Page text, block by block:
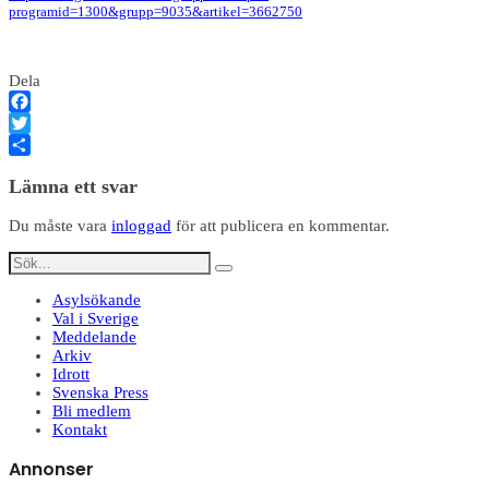
programid=1300&grupp=9035&artikel=3662750
Dela
Facebook
Twitter
Lämna ett svar
Du måste vara inloggad för att publicera en kommentar.
Asylsökande
Val i Sverige
Meddelande
Arkiv
Idrott
Svenska Press
Bli medlem
Kontakt
Annonser